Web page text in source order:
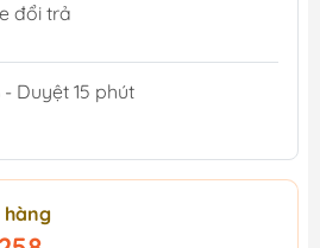
đổi trả
Duyệt 15 phút
hàng